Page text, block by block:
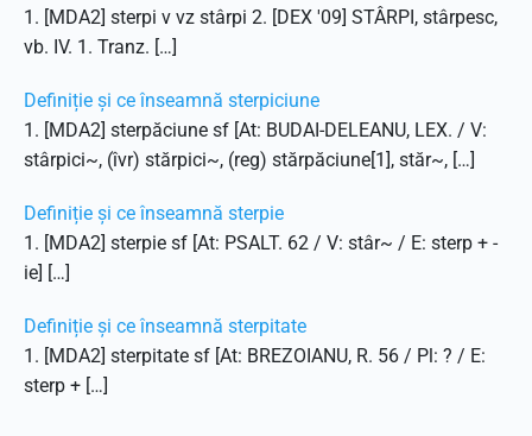
1. [MDA2] sterpi v vz stârpi 2. [DEX '09] STÂRPI, stârpesc,
vb. IV. 1. Tranz. […]
Definiție și ce înseamnă sterpiciune
1. [MDA2] sterpăciune sf [At: BUDAI-DELEANU, LEX. / V:
stârpici~, (îvr) stărpici~, (reg) stărpăciune[1], stăr~, […]
Definiție și ce înseamnă sterpie
1. [MDA2] sterpie sf [At: PSALT. 62 / V: stâr~ / E: sterp + -
ie] […]
Definiție și ce înseamnă sterpitate
1. [MDA2] sterpitate sf [At: BREZOIANU, R. 56 / Pl: ? / E:
sterp + […]